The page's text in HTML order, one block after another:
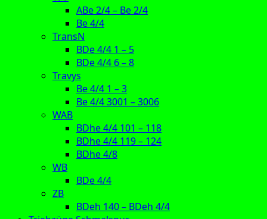
ABe 2/4 – Be 2/4
Be 4/4
TransN
BDe 4/4 1 – 5
BDe 4/4 6 – 8
Travys
Be 4/4 1 – 3
Be 4/4 3001 – 3006
WAB
BDhe 4/4 101 – 118
BDhe 4/4 119 – 124
BDhe 4/8
WB
BDe 4/4
ZB
BDeh 140 – BDeh 4/4